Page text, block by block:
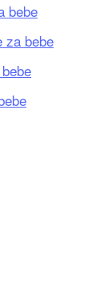
bebe
za bebe